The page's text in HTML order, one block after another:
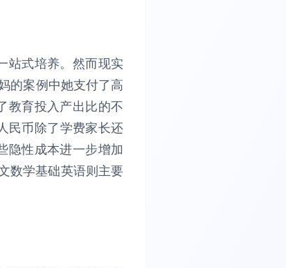
站式培养。然而现实
的案例中她支付了高
教育投入产出比的不
民币除了学费家长还
隐性成本进一步增加
数学基础英语则主要